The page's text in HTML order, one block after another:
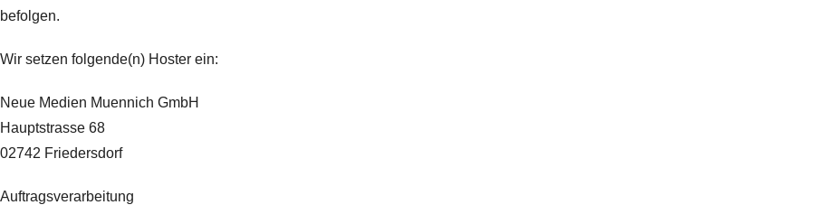
befolgen.
Wir setzen folgende(n) Hoster ein:
Neue Medien Muennich GmbH
Hauptstrasse 68
02742 Friedersdorf
Auftragsverarbeitung